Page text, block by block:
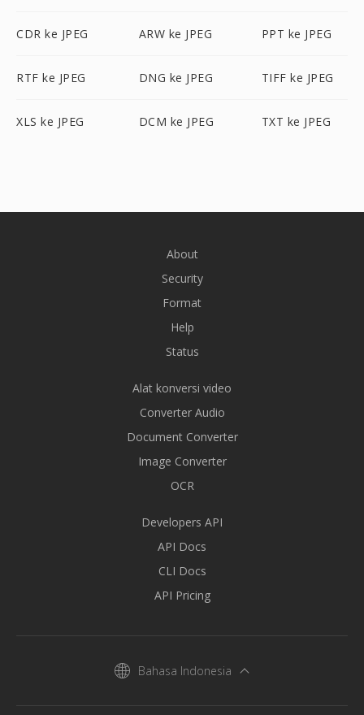
CDR ke JPEG ARW ke JPEG PPT ke JPEG
RTF ke JPEG DNG ke JPEG TIFF ke JPEG
XLS ke JPEG DCM ke JPEG TXT ke JPEG
About
Security
Format
Help
Status
Alat konversi video
Converter Audio
Document Converter
Image Converter
OCR
Developers API
API Docs
CLI Docs
API Pricing
Bahasa Indonesia